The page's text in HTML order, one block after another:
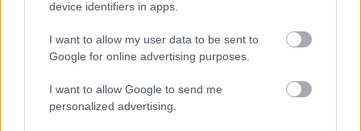
device identifiers in apps.
I want to allow my user data to be sent to
Google for online advertising purposes.
I want to allow Google to send me
personalized advertising.
is búcsúzhat
Nem csak Elton Acolatse jövője kérdéses a Ferencvárosnál,